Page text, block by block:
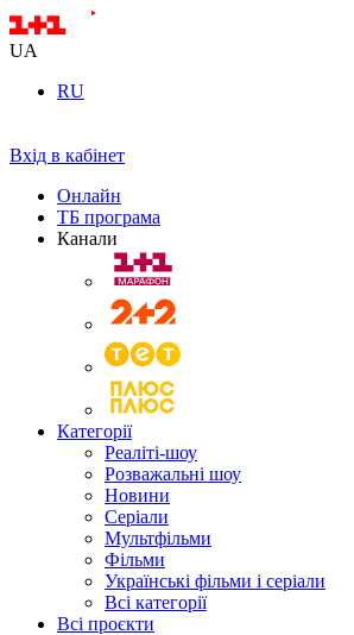
UA
RU
Вхід в кабінет
Онлайн
ТБ програма
Канали
Категорії
Реаліті-шоу
Розважальні шоу
Новини
Серіали
Мультфільми
Фільми
Українські фільми і серіали
Всі категорії
Всі проєкти